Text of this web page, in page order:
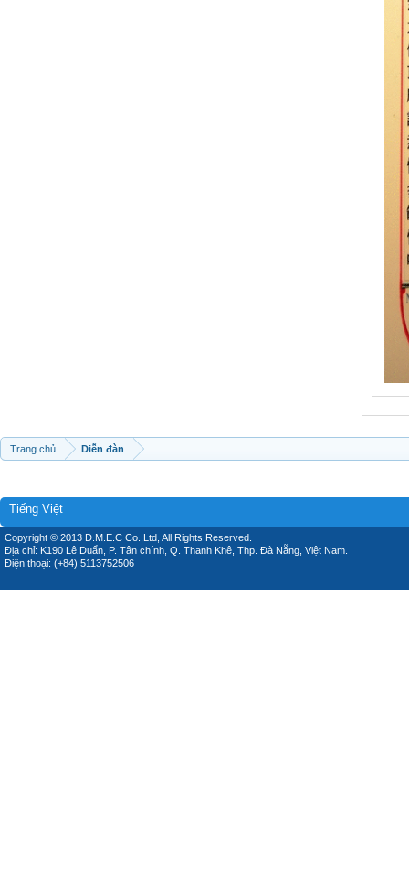
Trang chủ Diễn đàn
Tiếng Việt
Copyright © 2013 D.M.E.C Co.,Ltd, All Rights Reserved.
Địa chỉ: K190 Lê Duẩn, P. Tân chính, Q. Thanh Khê, Thp. Đà Nẵng, Việt Nam.
Điện thoại: (+84) 5113752506